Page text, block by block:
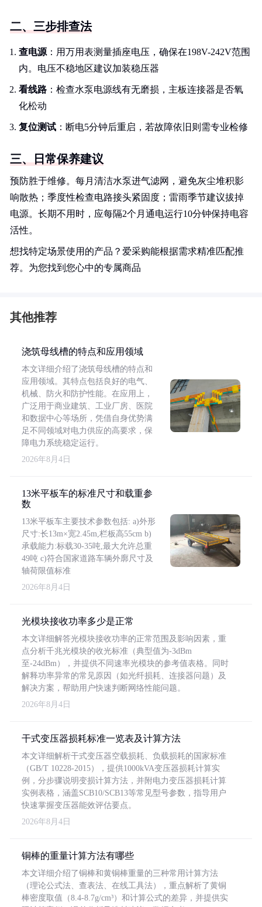
二、三步排查法
查电源 ：用万用表测量插座电压，确保在198V-242V范围
内。电压不稳地区建议加装稳压器
看线路 ：检查水泵电源线有无磨损，主板连接器是否氧
化松动
复位测试 ：断电5分钟后重启，若故障依旧则需专业检修
三、日常保养建议
预防胜于维修。每月清洁水泵进气滤网，避免灰尘堆积影
响散热；季度性检查电路接头紧固度；雷雨季节建议拔掉
电源。长期不用时，应每隔2个月通电运行10分钟保持电容
活性。
想找特定场景使用的产品？爱采购能根据需求精准匹配推
荐。为您找到您心中的专属商品
其他推荐
浇筑母线槽的特点和应用领域
本文详细介绍了浇筑母线槽的特点和
应用领域。其特点包括良好的电气、
机械、防火和防护性能。在应用上，
广泛用于商业建筑、工业厂房、医院
和数据中心等场所，凭借自身优势满
足不同领域对电力供应的高要求，保
障电力系统稳定运行。
2026年8月4日
13米平板车的标准尺寸和载重参
数
13米平板车主要技术参数包括: a)外形
尺寸:长13m×宽2.45m,栏板高55cm b)
承载能力:标载30-35吨,最大允许总重
49吨 c)符合国家道路车辆外廓尺寸及
轴荷限值标准
2026年8月4日
光模块接收功率多少是正常
本文详细解答光模块接收功率的正常范围及影响因素，重
点分析千兆光模块的收光标准（典型值为-3dBm
至-24dBm），并提供不同速率光模块的参考值表格。同时
解释功率异常的常见原因（如光纤损耗、连接器问题）及
解决方案，帮助用户快速判断网络性能问题。
2026年8月4日
干式变压器损耗标准一览表及计算方法
本文详细解析干式变压器空载损耗、负载损耗的国家标准
（GB/T 10228-2015），提供1000kVA变压器损耗计算实
例，分步骤说明变损计算方法，并附电力变压器损耗计算
实例表格，涵盖SCB10/SCB13等常见型号参数，指导用户
快速掌握变压器能效评估要点。
2026年8月4日
铜棒的重量计算方法有哪些
本文详细介绍了铜棒和黄铜棒重量的三种常用计算方法
（理论公式法、查表法、在线工具法），重点解析了黄铜
棒密度取值（8.4-8.7g/cm³）和计算公式的差异，并提供实